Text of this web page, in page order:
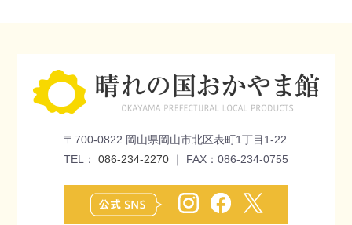
〒700-0822 岡山県岡山市北区表町1丁目1-22
TEL： 086-234-2270 ｜ FAX：086-234-0755